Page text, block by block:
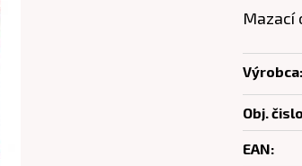
Mazací
Výrobca:
Obj.
EAN: